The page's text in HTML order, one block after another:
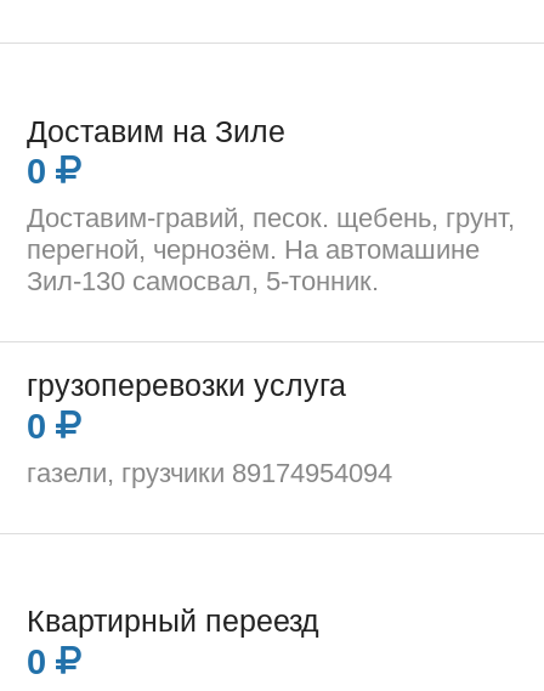
Доставим на Зиле
0
Доставим-гравий, песок. щебень, грунт,
перегной, чернозём. На автомашине
Зил-130 самосвал, 5-тонник.
грузоперевозки услуга
0
газели, грузчики 89174954094
Квартирный переезд
0